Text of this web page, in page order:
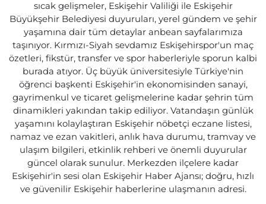
sıcak gelişmeler, Eskişehir Valiliği ile Eskişehir
Büyükşehir Belediyesi duyuruları, yerel gündem ve şehir
yaşamına dair tüm detaylar anbean sayfalarımıza
taşınıyor. Kırmızı-Siyah sevdamız Eskişehirspor'un maç
özetleri, fikstür, transfer ve spor haberleriyle sporun kalbi
burada atıyor. Üç büyük üniversitesiyle Türkiye'nin
öğrenci başkenti Eskişehir'in ekonomisinden sanayi,
gayrimenkul ve ticaret gelişmelerine kadar şehrin tüm
dinamikleri yakından takip ediliyor. Vatandaşın günlük
yaşamını kolaylaştıran Eskişehir nöbetçi eczane listesi,
namaz ve ezan vakitleri, anlık hava durumu, tramvay ve
ulaşım bilgileri, etkinlik rehberi ve önemli duyurular
güncel olarak sunulur. Merkezden ilçelere kadar
Eskişehir'in sesi olan Eskişehir Haber Ajansı; doğru, hızlı
ve güvenilir Eskişehir haberlerine ulaşmanın adresi.